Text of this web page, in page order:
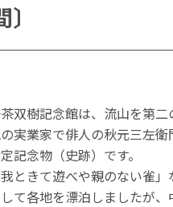
双樹記念館は、流山を第
実業家で俳人の秋元三左
記念物（史跡）です。
我ときて遊べや親のない雀
て各地を漂泊しましたが